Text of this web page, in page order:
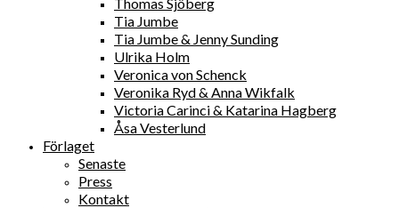
Tia Jumbe
Tia Jumbe & Jenny Sunding
Ulrika Holm
Veronica von Schenck
Veronika Ryd & Anna Wikfalk
Victoria Carinci & Katarina Hagberg
Åsa Vesterlund
Förlaget
Senaste
Press
Kontakt